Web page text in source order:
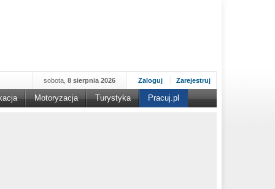
Zaloguj Zarejestruj
sobota, 8 sierpnia 2026
Motoryzacja Turystyka Pracuj.pl